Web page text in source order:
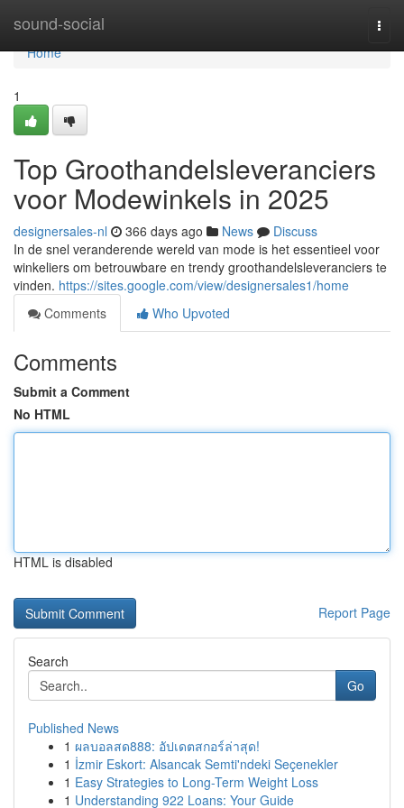
sound-social
Home
Home
1
Top Groothandelsleveranciers
voor Modewinkels in 2025
designersales-nl 366 days ago News
Discuss
In de snel veranderende wereld van mode is het essentieel voor
winkeliers om betrouwbare en trendy groothandelsleveranciers te
vinden. https://sites.google.com/view/designersales1/home
Comments
Who Upvoted
Comments
Submit a Comment
No HTML
HTML is disabled
Report Page
Search
Go
Published News
1 ผลบอลสด888: อัปเดตสกอร์ล่าสุด!
1 İzmir Eskort: Alsancak Semti'ndeki Seçenekler
1 Easy Strategies to Long-Term Weight Loss
1 Understanding 922 Loans: Your Guide